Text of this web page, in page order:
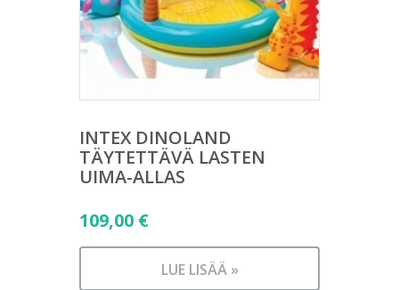
INTEX DINOLAND
TÄYTETTÄVÄ LASTEN
UIMA-ALLAS
109,00 €
LUE LISÄÄ »